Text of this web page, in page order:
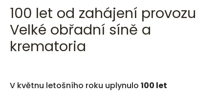
100 let od zahájení provozu
Velké obřadní síně a
krematoria
V květnu letošního roku uplynulo 100 let